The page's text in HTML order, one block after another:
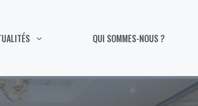
QUI SOMMES-NOUS ?